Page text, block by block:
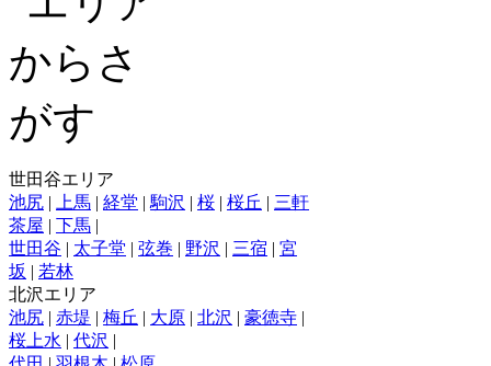
世田谷エリア
池尻 | 上馬 | 経堂 | 駒沢 | 桜 | 桜丘 | 三軒
茶屋 | 下馬 |
世田谷 | 太子堂 | 弦巻 | 野沢 | 三宿 | 宮
坂 | 若林
北沢エリア
池尻 | 赤堤 | 梅丘 | 大原 | 北沢 | 豪徳寺 |
桜上水 | 代沢 |